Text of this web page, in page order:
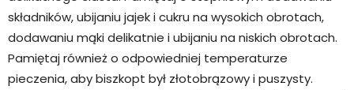
składników, ubijaniu jajek i cukru na wysokich obrotach,
dodawaniu mąki delikatnie i ubijaniu na niskich obrotach.
Pamiętaj również o odpowiedniej temperaturze
pieczenia, aby biszkopt był złotobrązowy i puszysty.